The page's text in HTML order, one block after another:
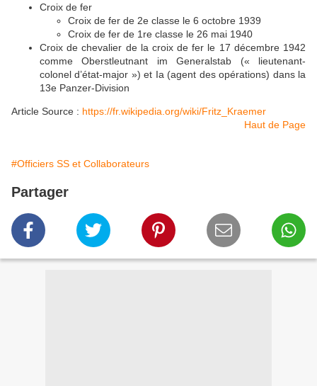
Croix de fer
Croix de fer de 2e classe le 6 octobre 1939
Croix de fer de 1re classe le 26 mai 1940
Croix de chevalier de la croix de fer le 17 décembre 1942
comme Oberstleutnant im Generalstab (« lieutenant-
colonel d’état-major ») et Ia (agent des opérations) dans la
13e Panzer-Division
Article Source : https://fr.wikipedia.org/wiki/Fritz_Kraemer
Haut de Page
#Officiers SS et Collaborateurs
Partager